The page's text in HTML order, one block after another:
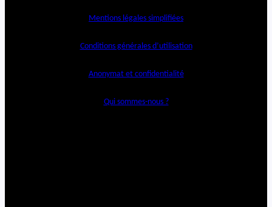
Mentions légales simplifiées
Conditions générales d’utilisation
Anonymat et confidentialité
Qui sommes-nous ?